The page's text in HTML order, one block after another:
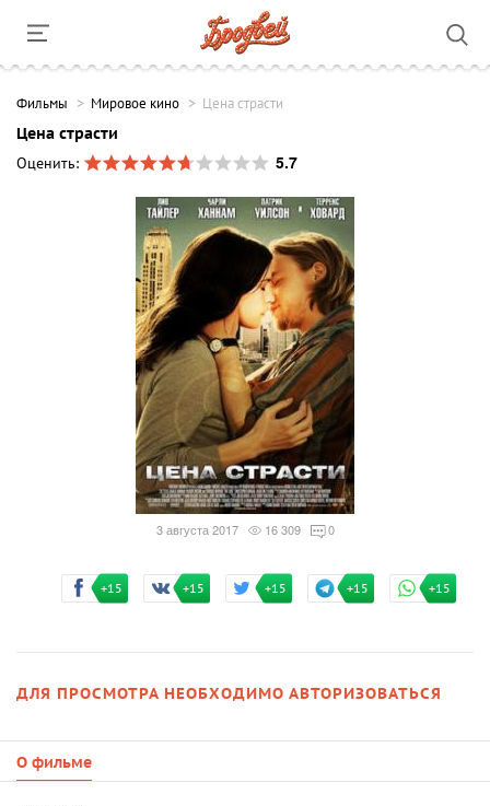
Фильмы Мировое кино Цена страсти
Цена страсти
Оценить:
5.7
3 августа 2017 16 309 0
+15 +15 +15 +15 +15
ДЛЯ ПРОСМОТРА НЕОБХОДИМО АВТОРИЗОВАТЬСЯ
О фильме